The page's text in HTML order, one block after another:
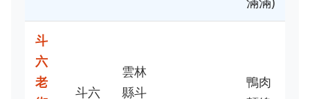
斗
六
老
斗六
雲林
縣斗
鴨肉